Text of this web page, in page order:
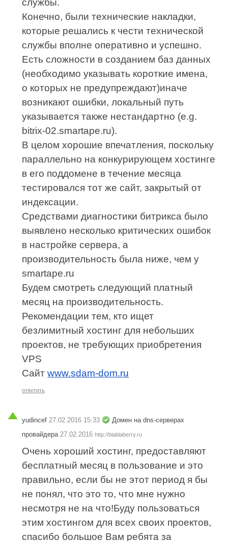
службы.
Конечно, были технические накладки,
которые решались к чести технической
службы вполне оперативно и успешно.
Есть сложности в созданием баз данных
(необходимо указывать короткие имена,
о которых не предупреждают)иначе
возникают ошибки, локальный путь
указывается также нестандартно (e.g.
bitrix-02.smartape.ru).
В целом хорошие впечатления, поскольку
параллельно на конкурирующем хостинге
в его поддомене в течение месяца
тестировался тот же сайт, закрытый от
индексации.
Средствами диагностики битрикса было
выявлено несколько критических ошибок
в настройке сервера, а
производительность была ниже, чем у
smartape.ru
Будем смотреть следующий платный
месяц на производительность.
Рекомендации тем, кто ищет
безлимитный хостинг для небольших
проектов, не требующих приобретения
VPS
Сайтwww.sdam-dom.ru
ответить
yudincef 27.02.2016 15:33
Домен на dns-серверах
провайдера 27.02.2016 http://blablaberry.ru
Очень хороший хостинг, предоставляют
бесплатный месяц в пользование и это
правильно, если бы не этот период я бы
не понял, что это то, что мне нужно
несмотря не на что!Буду пользоваться
этим хостингом для всех своих проектов,
спасибо большое Вам ребята за